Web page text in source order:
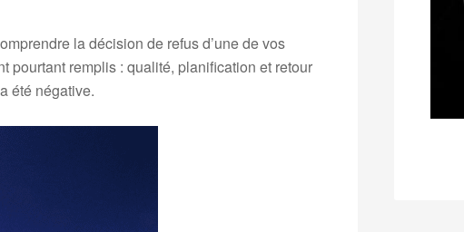
la décision de refus d’une de vos
pourtant remplis : qualité, planification et retour
été négative.